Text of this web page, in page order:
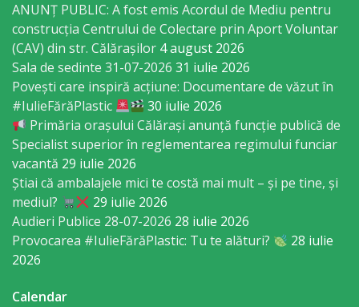
Proiecte
de
decizii
Deciziile
Consiliului
Consiliul
de
tineret
Activitatea
ANUNȚ PUBLIC: A fost emis Acordul de Mediu pentru
construcția Centrului de Colectare prin Aport Voluntar
(CAV) din str. Călărașilor 4 august 2026
Sala de sedinte 31-07-2026 31 iulie 2026
Povești care inspiră acțiune: Documentare de văzut în
#IulieFărăPlastic
30 iulie 2026
Primăria orașului Călărași anunță funcție publică de
Specialist superior în reglementarea regimului funciar
vacantă 29 iulie 2026
Știai că ambalajele mici te costă mai mult – și pe tine, și
mediul?
29 iulie 2026
Audieri Publice 28-07-2026 28 iulie 2026
Provocarea #IulieFărăPlastic: Tu te alături?
28 iulie
2026
Calendar